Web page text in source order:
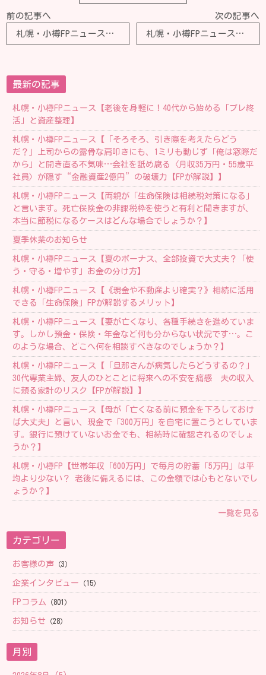
前の記事へ
札幌・小樽FPニュース【親が住宅ローンを残して亡くなりました。親のローンを払いたくないのですが、どうすればよいでしょうか？】
次の記事へ
札幌・小樽FPニュース【共働きで2人の子育てをするのが体力的に大変です。専業主婦になって子育てに集中したいのですが、専業主婦になれる最低年収はいくらでしょうか？】
最新の記事
札幌・小樽FPニュース【老後を身軽に！40代から始める「プレ終
活」と資産整理】
札幌・小樽FPニュース【「そろそろ、引き際を考えたらどう
だ？」上司からの露骨な肩叩きにも、1ミリも動じず「俺は窓際だ
から」と開き直る不気味…会社を舐め腐る〈月収35万円・55歳平
社員〉が隠す“金融資産2億円”の破壊力【FPが解説】】
札幌・小樽FPニュース【両親が「生命保険は相続税対策になる」
と言います。死亡保険金の非課税枠を使うと有利と聞きますが、
本当に節税になるケースはどんな場合でしょうか？】
夏季休業のお知らせ
札幌・小樽FPニュース【夏のボーナス、全部投資で大丈夫？「使
う・守る・増やす」お金の分け方】
札幌・小樽FPニュース【《現金や不動産より確実？》相続に活用
できる「生命保険」FPが解説するメリット】
札幌・小樽FPニュース【妻が亡くなり、各種手続きを進めていま
す。しかし預金・保険・年金など何も分からない状況です…。こ
のような場合、どこへ何を相談すべきなのでしょうか？】
札幌・小樽FPニュース【「旦那さんが病気したらどうするの？」
30代専業主婦、友人のひとことに将来への不安を痛感 夫の収入
に頼る家計のリスク【FPが解説】】
札幌・小樽FPニュース【母が「亡くなる前に預金を下ろしておけ
ば大丈夫」と言い、現金で「300万円」を自宅に置こうとしていま
す。銀行に預けていないお金でも、相続時に確認されるのでしょ
うか？】
札幌・小樽FP【 世帯年収「600万円」で毎月の貯蓄「5万円」は平
均より少ない？ 老後に備えるには、この金額では心もとないでし
ょうか？】
一覧を見る
カテゴリー
お客様の声 （3）
企業インタビュー （15）
FPコラム （801）
お知らせ （28）
月別